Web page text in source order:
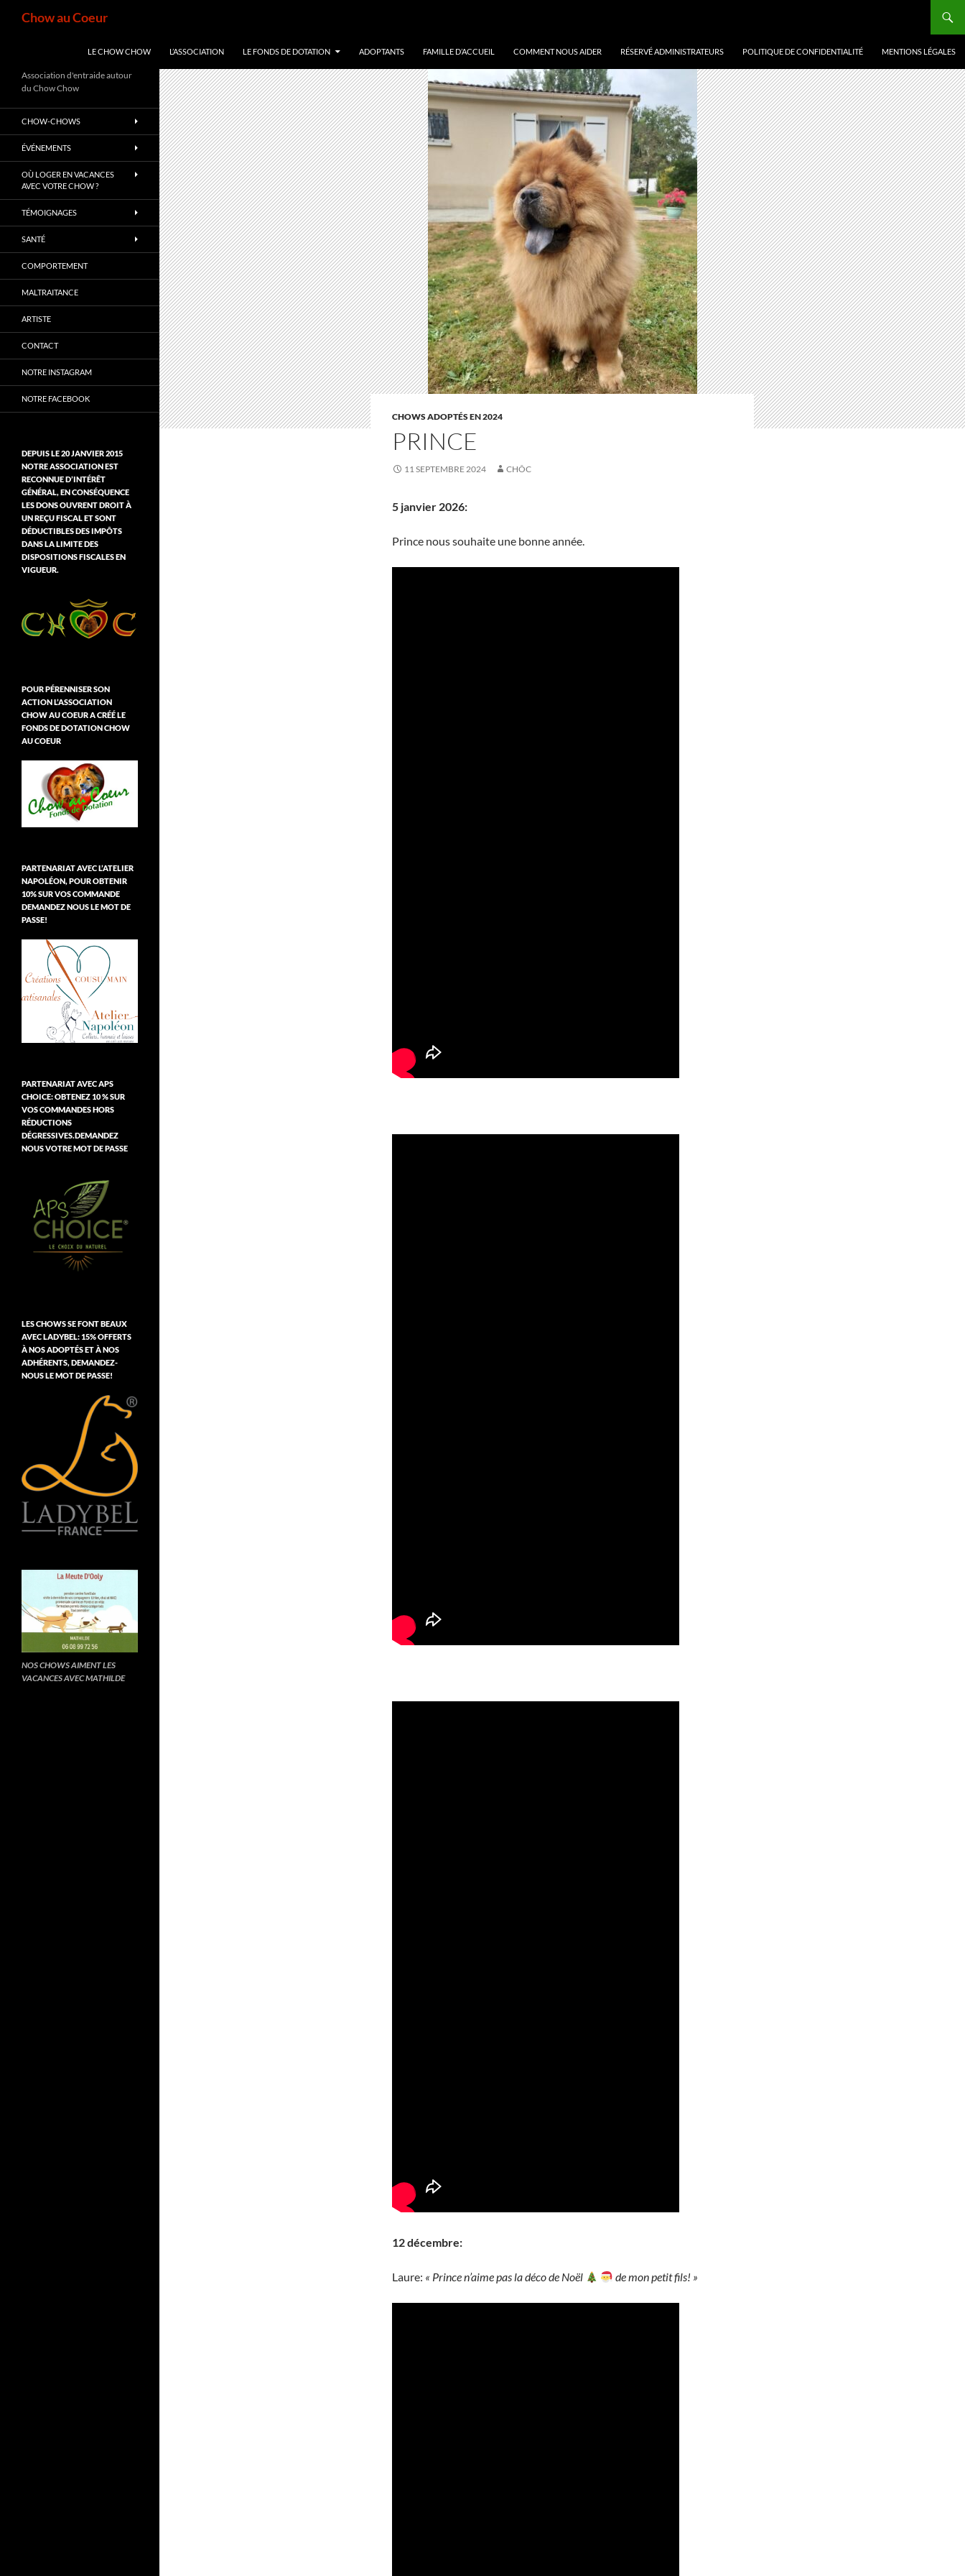
Chow au Coeur
LE CHOW CHOW L’ASSOCIATION LE FONDS DE DOTATION ADOPTANTS FAMILLE D’ACCUEIL COMMENT NOUS AIDER RÉSERVÉ ADMINISTRATEURS POLITIQUE DE CONFIDENTIALITÉ MENTIONS LÉGALES
CHOWS ADOPTÉS EN 2024
PRINCE
11 SEPTEMBRE 2024 CHÔC
5 janvier 2026:
Prince nous souhaite une bonne année.
12 décembre:
Laure: « Prince n’aime pas la déco de Noël de mon petit fils! »
Association d'entraide autour
du Chow Chow
CHOW-CHOWS
ÉVÉNEMENTS
OÙ LOGER EN VACANCES
AVEC VOTRE CHOW ?
TÉMOIGNAGES
SANTÉ
COMPORTEMENT
MALTRAITANCE
ARTISTE
CONTACT
NOTRE INSTAGRAM
NOTRE FACEBOOK
DEPUIS LE 20 JANVIER 2015
NOTRE ASSOCIATION EST
RECONNUE D’INTÉRÊT
GÉNÉRAL, EN CONSÉQUENCE
LES DONS OUVRENT DROIT À
UN REÇU FISCAL ET SONT
DÉDUCTIBLES DES IMPÔTS
DANS LA LIMITE DES
DISPOSITIONS FISCALES EN
VIGUEUR.
POUR PÉRENNISER SON
ACTION L’ASSOCIATION
CHOW AU COEUR A CRÉÉ LE
FONDS DE DOTATION CHOW
AU COEUR
PARTENARIAT AVEC L’ATELIER
NAPOLÉON, POUR OBTENIR
10% SUR VOS COMMANDE
DEMANDEZ NOUS LE MOT DE
PASSE!
PARTENARIAT AVEC APS
CHOICE: OBTENEZ 10 % SUR
VOS COMMANDES HORS
RÉDUCTIONS
DÉGRESSIVES.DEMANDEZ
NOUS VOTRE MOT DE PASSE
LES CHOWS SE FONT BEAUX
AVEC LADYBEL: 15% OFFERTS
À NOS ADOPTÉS ET À NOS
ADHÉRENTS, DEMANDEZ-
NOUS LE MOT DE PASSE!
NOS CHOWS AIMENT LES
VACANCES AVEC MATHILDE